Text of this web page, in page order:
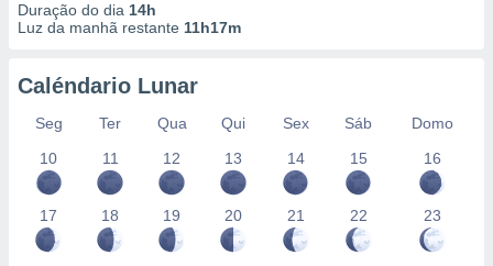
Duração do dia 14h
Luz da manhã restante 11h17m
Caléndario Lunar
Seg Ter Qua Qui Sex Sáb
Domo
10
11 12 13 14 15 16
17 18 19 20 21 22 23